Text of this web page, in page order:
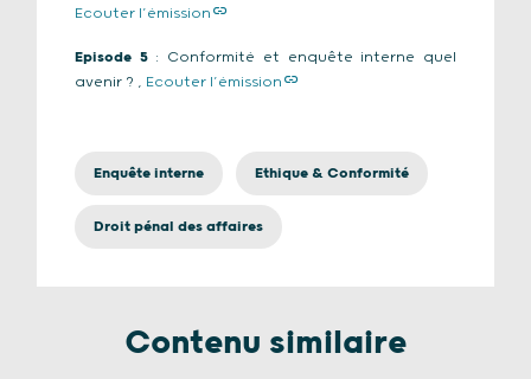
Ecouter l’émission
Episode 5 : Conformité et enquête interne quel
avenir ? , Ecouter l’émission
Enquête interne Ethique & Conformité
Droit pénal des affaires
Contenu similaire